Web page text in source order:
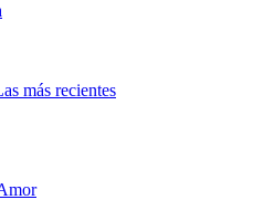
más recientes